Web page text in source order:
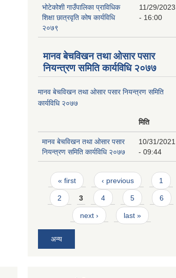
भोटेकोशी गाउँपालिका प्राविधिक
शिक्षा छात्रवृति कोष कार्यविधि
२०७९
11/29/2023
- 16:00
मानव बेचविखन तथा ओसार पसार
नियन्त्रण समिति कार्यविधि २०७७
मानव बेचविखन तथा ओसार पसार नियन्त्रण समिति
कार्यविधि २०७७
मिति
मानव बेचविखन तथा ओसार पसार
नियन्त्रण समिति कार्यविधि २०७७
10/31/2021
- 09:44
Pages
« first ‹ previous 1
2 3 4 5 6
next › last »
अन्य